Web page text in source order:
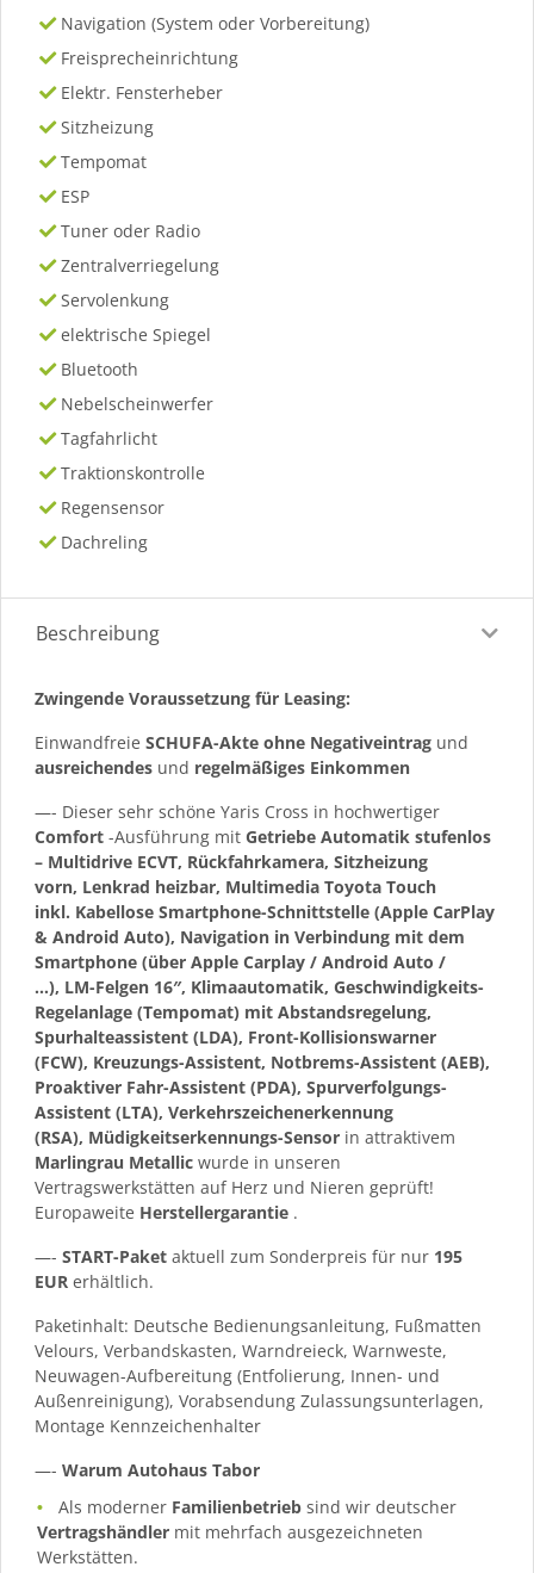
Navigation (System oder Vorbereitung)
Freisprecheinrichtung
Elektr. Fensterheber
Sitzheizung
Tempomat
ESP
Tuner oder Radio
Zentralverriegelung
Servolenkung
elektrische Spiegel
Bluetooth
Nebelscheinwerfer
Tagfahrlicht
Traktionskontrolle
Regensensor
Dachreling
Beschreibung
Zwingende Voraussetzung für Leasing:
Einwandfreie SCHUFA-Akte ohne Negativeintrag und
ausreichendes und regelmäßiges Einkommen
—- Dieser sehr schöne Yaris Cross in hochwertiger
Comfort -Ausführung mit Getriebe Automatik stufenlos
– Multidrive ECVT, Rückfahrkamera, Sitzheizung
vorn, Lenkrad heizbar, Multimedia Toyota Touch
inkl. Kabellose Smartphone-Schnittstelle (Apple CarPlay
& Android Auto), Navigation in Verbindung mit dem
Smartphone (über Apple Carplay / Android Auto /
…), LM-Felgen 16″, Klimaautomatik, Geschwindigkeits-
Regelanlage (Tempomat) mit Abstandsregelung,
Spurhalteassistent (LDA), Front-Kollisionswarner
(FCW), Kreuzungs-Assistent, Notbrems-Assistent (AEB),
Proaktiver Fahr-Assistent (PDA), Spurverfolgungs-
Assistent (LTA), Verkehrszeichenerkennung
(RSA), Müdigkeitserkennungs-Sensor in attraktivem
Marlingrau Metallic wurde in unseren
Vertragswerkstätten auf Herz und Nieren geprüft!
Europaweite Herstellergarantie .
—- START-Paket aktuell zum Sonderpreis für nur 195
EUR erhältlich.
Paketinhalt: Deutsche Bedienungsanleitung, Fußmatten
Velours, Verbandskasten, Warndreieck, Warnweste,
Neuwagen-Aufbereitung (Entfolierung, Innen- und
Außenreinigung), Vorabsendung Zulassungsunterlagen,
Montage Kennzeichenhalter
—- Warum Autohaus Tabor
Als moderner Familienbetrieb sind wir deutscher
Vertragshändler mit mehrfach ausgezeichneten
Werkstätten.